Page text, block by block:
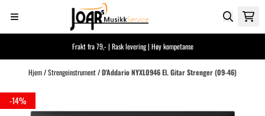
Hopp til innhold
Frakt fra 79,- | Rask levering | Høy kompetanse
Hjem/Strengeinstrument/D'Addario NYXL0946 El. Gitar Strenger (09-46)
-14%